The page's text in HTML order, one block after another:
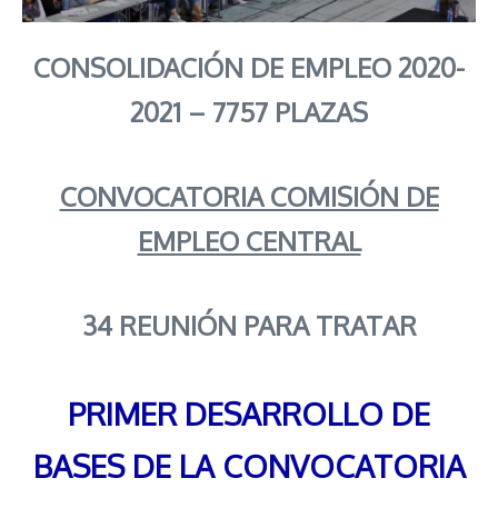
CONSOLIDACIÓN DE EMPLEO 2020-
2021 – 7757 PLAZAS
CONVOCATORIA COMISIÓN DE
EMPLEO CENTRAL
34 REUNIÓN PARA TRATAR
PRIMER DESARROLLO DE
BASES DE LA CONVOCATORIA